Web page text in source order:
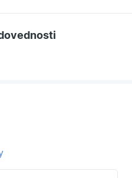
praktický kurz,
situace a nešvary
svůj prostor, být
umět v pravý čas